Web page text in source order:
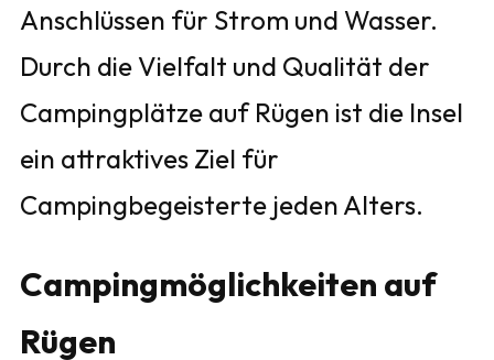
Anschlüssen für Strom und Wasser.
Durch die Vielfalt und Qualität der
Campingplätze auf Rügen ist die Insel
ein attraktives Ziel für
Campingbegeisterte jeden Alters.
Campingmöglichkeiten auf
Rügen